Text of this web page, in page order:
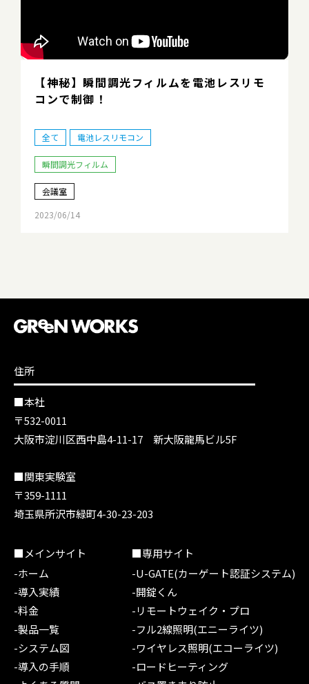
【神秘】瞬間調光フィルムを電池レスリモ
コンで制御！
全て 電池レスリモコン
瞬間調光フィルム
会議室
2023/06/14
住所
■本社
〒532-0011
大阪市淀川区西中島4-11-17 新大阪龍馬ビル5F
■関東実験室
〒359-1111
埼玉県所沢市緑町4-30-23-203
■メインサイト
-ホーム
-導入実績
-料金
-製品一覧
-システム図
-導入の手順
■専用サイト
-U-GATE(カーゲート認証システム)
-開錠くん
-リモートウェイク・プロ
-フル2線照明(エニーライツ)
-ワイヤレス照明(エコーライツ)
-ロードヒーティング